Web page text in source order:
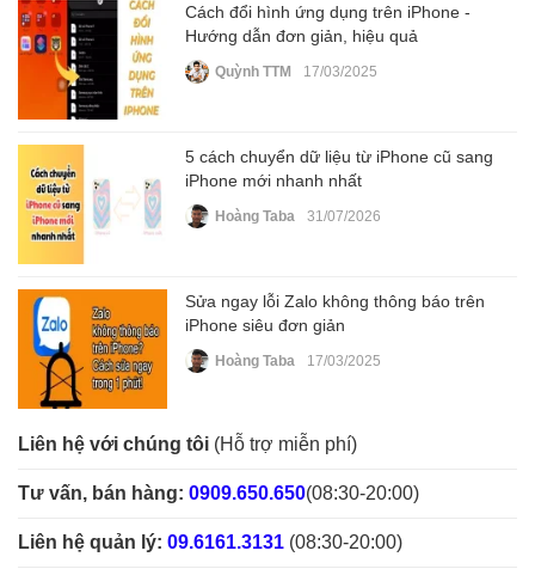
Cách đổi hình ứng dụng trên iPhone -
Hướng dẫn đơn giản, hiệu quả
Quỳnh TTM 17/03/2025
5 cách chuyển dữ liệu từ iPhone cũ sang
iPhone mới nhanh nhất
Hoàng Taba 31/07/2026
Sửa ngay lỗi Zalo không thông báo trên
iPhone siêu đơn giản
Hoàng Taba 17/03/2025
Liên hệ với chúng tôi (Hỗ trợ miễn phí)
Tư vấn, bán hàng: 0909.650.650(08:30-20:00)
Liên hệ quản lý: 09.6161.3131 (08:30-20:00)